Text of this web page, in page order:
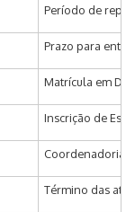
Período de
Prazo para
Matrícula em
Inscrição de
Coordenadoria
Término das